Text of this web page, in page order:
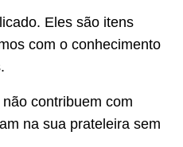
Eles são itens
com o conhecimento
contribuem com
na sua prateleira sem